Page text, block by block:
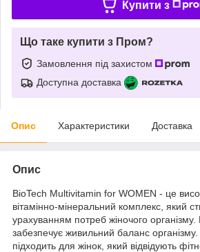
Купити з
Що таке купити з Пром?
Замовлення під захистом
Доступна доставка
Опис Характеристики Доставка
Опис
BioTech Multivitamin for WOMEN - це
вітамінно-мінеральний комплекс, який
урахуванням потреб жіночого
забезпечує живильний баланс
підходить для жінок, який відвідують